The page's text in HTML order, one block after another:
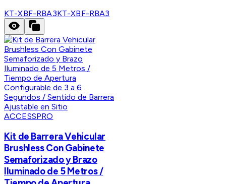
KT-XBF-RBA3KT-XBF-RBA3
ACCESSPRO
Kit de Barrera Vehicular
Brushless Con Gabinete
Semaforizado y Brazo
Iluminado de 5 Metros /